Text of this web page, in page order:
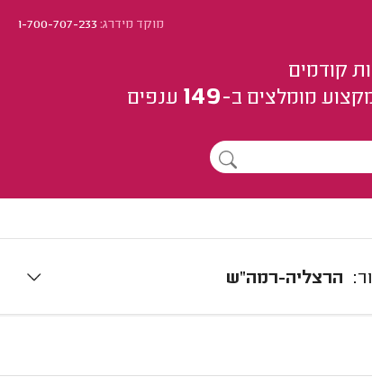
מוקד מידרג:1-700-707-233
קודמים
מומלצים ב-149 ענפים
הרצליה-רמה"ש